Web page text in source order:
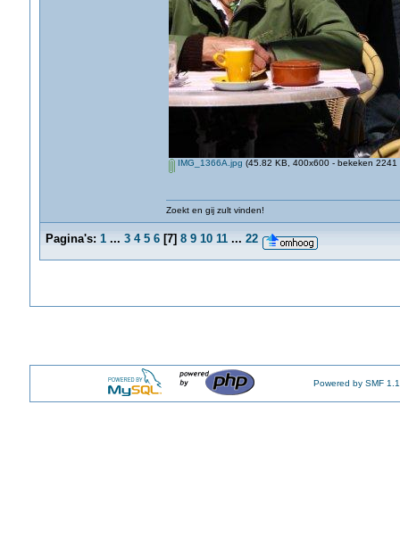
IMG_1366A.jpg (45.82 KB, 400x600 - bekeken 2241
Zoekt en gij zult vinden!
Pagina's: 1 ... 3 4 5 6[7] 8 9 10 11 ... 22
Powered by SMF